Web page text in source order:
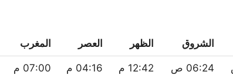
الشروق الظهر العصر المغرب
06:24 ص 12:42 م 04:16 م 07:00 م